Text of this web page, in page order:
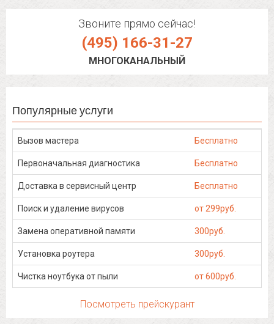
Звоните прямо сейчас!
(495) 166-31-27
МНОГОКАНАЛЬНЫЙ
Популярные услуги
Вызов мастера Бесплатно
Первоначальная диагностика Бесплатно
Доставка в сервисный центр Бесплатно
Поиск и удаление вирусов от 299руб.
Замена оперативной памяти 300руб.
Установка роутера 300руб.
Чистка ноутбука от пыли от 600руб.
Посмотреть прейскурант